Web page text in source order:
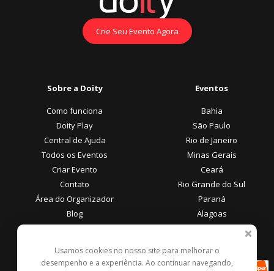
Crie Seu Evento Agora
Sobre a Doity
Como funciona
Doity Play
Central de Ajuda
Todos os Eventos
Criar Evento
Contato
Área do Organizador
Blog
Eventos
Bahia
São Paulo
Rio de Janeiro
Minas Gerais
Ceará
Rio Grande do Sul
Paraná
Alagoas
Área do Participante Formas de Pagamento
Usamos cookies no nosso site para melhorar o
desempenho e a experiência. Ao continuar navegando,